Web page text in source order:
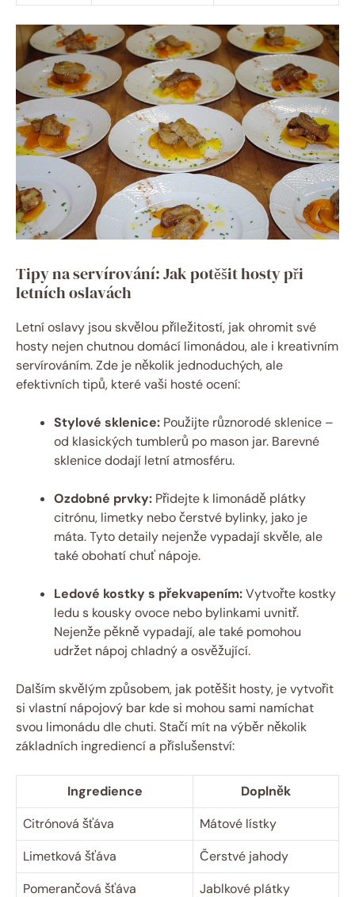
Tipy na servírování: Jak potěšit hosty při
letních oslavách
Letní oslavy jsou skvělou příležitostí, jak ohromit své
hosty nejen chutnou domácí limonádou, ale i kreativním
servírováním. Zde je několik jednoduchých, ale
efektivních tipů, které vaši hosté ocení:
Stylové sklenice: Použijte různorodé sklenice –
od klasických tumblerů po mason jar. Barevné
sklenice dodají letní atmosféru.
Ozdobné prvky: Přidejte k limonádě plátky
citrónu, limetky nebo čerstvé bylinky, jako je
máta. Tyto detaily nejenže vypadají skvěle, ale
také obohatí chuť nápoje.
Ledové kostky s překvapením:Vytvořte kostky
ledu s kousky ovoce nebo bylinkami uvnitř.
Nejenže pěkně vypadají, ale také pomohou
udržet nápoj chladný a osvěžující.
Dalším skvělým způsobem, jak potěšit hosty, je vytvořit
si vlastní nápojový bar kde si mohou sami namíchat
svou limonádu dle chuti. Stačí mít na výběr několik
základních ingrediencí a příslušenství:
Ingredience
Doplněk
Citrónová šťáva
Mátové lístky
Limetková šťáva
Čerstvé jahody
Pomerančová šťáva
Jablkové plátky